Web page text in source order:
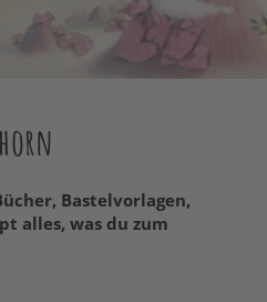
Bastelvorlagen,
alles, was du zum